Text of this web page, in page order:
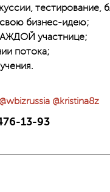
тестирование,
бизнес-идею;
участнице;
потока;
@wbizrussia @kristina8z
13-93